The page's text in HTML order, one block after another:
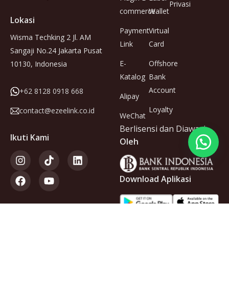
Lokasi
Wisma Techking 2 Jl. AM
Sangaji No.24 Jakarta Pusat
10130, Indonesia
+62 8128 0918 668
contact@ezeelink.co.id
Ikuti Kami
commerce
Payment
Link
E-
Katalog
Alipay
WeChat
Wallet
Virtual
Card
Offshore
Bank
Account
Loyalty
Privasi
Berlisensi dan Diawasi
Oleh
Download Aplikasi